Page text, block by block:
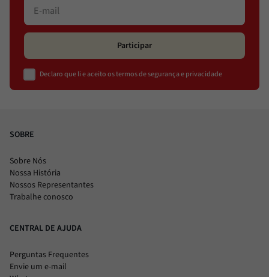
Participar
Declaro que li e aceito os termos de segurança e privacidade
SOBRE
Sobre Nós
Nossa História
Nossos Representantes
Trabalhe conosco
CENTRAL DE AJUDA
Perguntas Frequentes
Envie um e-mail